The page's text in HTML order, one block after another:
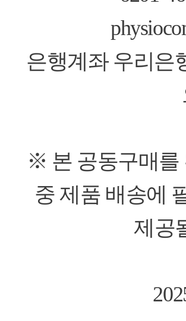
은행계좌 우리은
※ 본 공동구매를
중 제품 배송에
제공